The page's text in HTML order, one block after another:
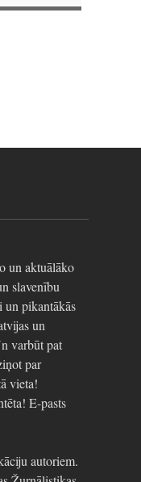
un aktuālāko
slavenību
un pikantākās
un
varbūt pat
par
vieta!
E-pasts
autoriem.